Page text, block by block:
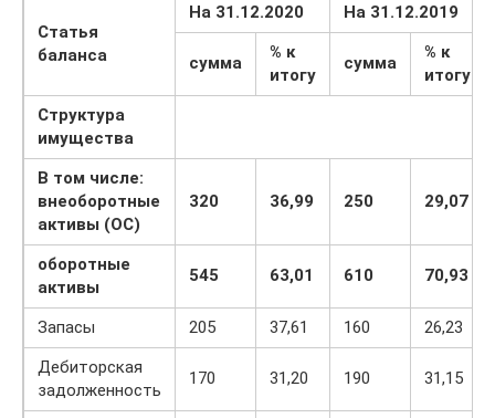
Статья
баланса
На 31.12.2020 На 31.12.2019
сумма
% к
итогу
сумма
% к
итогу
Структура
имущества
В том числе:
внеоборотные
активы (ОС)
320 36,99 250 29,07
оборотные
активы
545 63,01 610 70,93
Запасы 205 37,61 160
26,23
Дебиторская
задолженность
170 31,20 190 31,15